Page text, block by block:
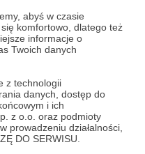
abyś w czasie
się komfortowo, dlatego też
informacje o
Twoich danych
z technologii
danych, dostęp do
i ich
z o.o. oraz podmioty
prowadzeniu działalności,
DO SERWISU.